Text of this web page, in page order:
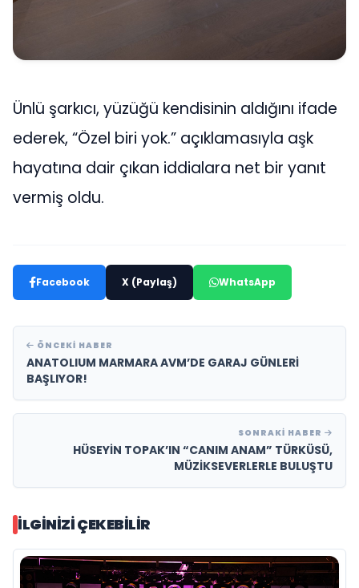
Ünlü şarkıcı, yüzüğü kendisinin aldığını ifade
ederek, “Özel biri yok.” açıklamasıyla aşk
hayatına dair çıkan iddialara net bir yanıt
vermiş oldu.
Facebook X (Paylaş) WhatsApp
ÖNCEKI HABER
ANATOLIUM MARMARA AVM’DE GARAJ GÜNLERİ
BAŞLIYOR!
SONRAKI HABER
HÜSEYİN TOPAK’IN “CANIM ANAM” TÜRKÜSÜ,
MÜZİKSEVERLERLE BULUŞTU
İLGINIZI ÇEKEBILIR